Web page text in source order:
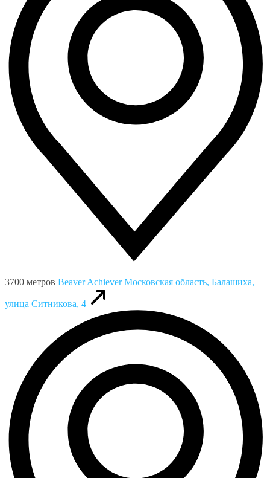
3700 метров Beaver AchieverМосковская область, Балашиха,
улица Ситникова, 4